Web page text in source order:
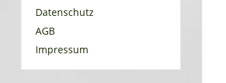
Datenschutz
AGB
Impressum